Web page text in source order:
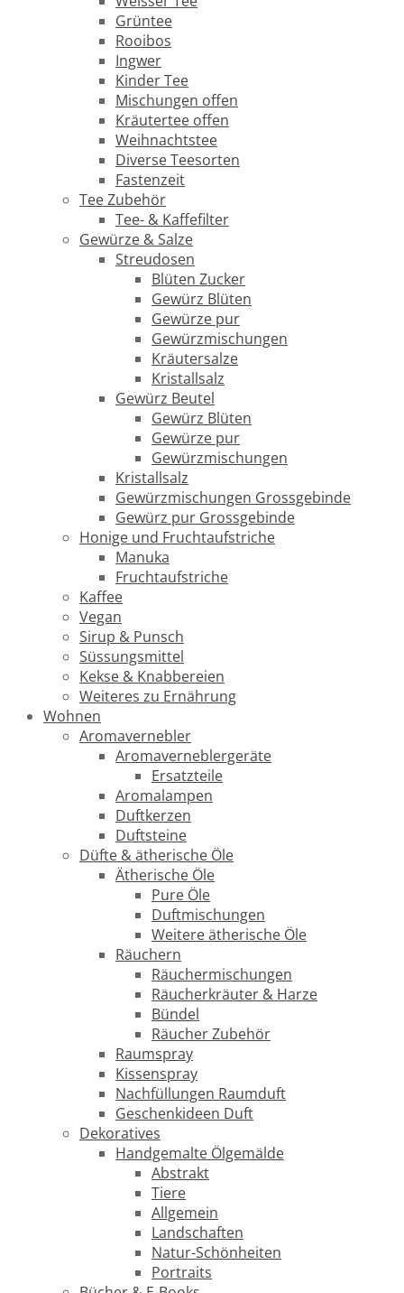
Grüntee
Rooibos
Ingwer
Kinder Tee
Mischungen offen
Kräutertee offen
Weihnachtstee
Diverse Teesorten
Fastenzeit
Tee Zubehör
Tee- & Kaffefilter
Gewürze & Salze
Streudosen
Blüten Zucker
Gewürz Blüten
Gewürze pur
Gewürzmischungen
Kräutersalze
Kristallsalz
Gewürz Beutel
Gewürz Blüten
Gewürze pur
Gewürzmischungen
Kristallsalz
Gewürzmischungen Grossgebinde
Gewürz pur Grossgebinde
Honige und Fruchtaufstriche
Manuka
Fruchtaufstriche
Kaffee
Vegan
Sirup & Punsch
Süssungsmittel
Kekse & Knabbereien
Weiteres zu Ernährung
Wohnen
Aromavernebler
Aromaverneblergeräte
Ersatzteile
Aromalampen
Duftkerzen
Duftsteine
Düfte & ätherische Öle
Ätherische Öle
Pure Öle
Duftmischungen
Weitere ätherische Öle
Räuchern
Räuchermischungen
Räucherkräuter & Harze
Bündel
Räucher Zubehör
Raumspray
Kissenspray
Nachfüllungen Raumduft
Geschenkideen Duft
Dekoratives
Handgemalte Ölgemälde
Abstrakt
Tiere
Allgemein
Landschaften
Natur-Schönheiten
Portraits